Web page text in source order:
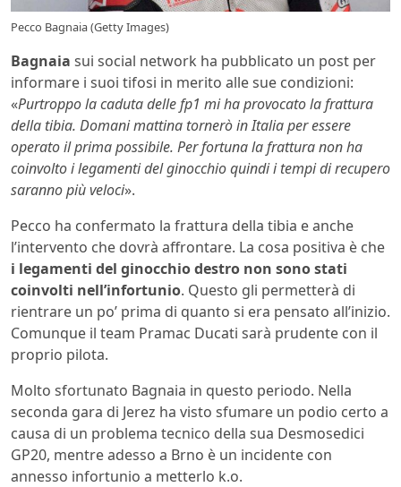
Pecco Bagnaia (Getty Images)
Bagnaia sui social network ha pubblicato un post per
informare i suoi tifosi in merito alle sue condizioni:
«Purtroppo la caduta delle fp1 mi ha provocato la frattura
della tibia. Domani mattina tornerò in Italia per essere
operato il prima possibile. Per fortuna la frattura non ha
coinvolto i legamenti del ginocchio quindi i tempi di recupero
saranno più veloci».
Pecco ha confermato la frattura della tibia e anche
l’intervento che dovrà affrontare. La cosa positiva è che
i legamenti del ginocchio destro non sono stati
coinvolti nell’infortunio. Questo gli permetterà di
rientrare un po’ prima di quanto si era pensato all’inizio.
Comunque il team Pramac Ducati sarà prudente con il
proprio pilota.
Molto sfortunato Bagnaia in questo periodo. Nella
seconda gara di Jerez ha visto sfumare un podio certo a
causa di un problema tecnico della sua Desmosedici
GP20, mentre adesso a Brno è un incidente con
annesso infortunio a metterlo k.o.